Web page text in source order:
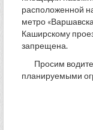
расположенной
метро
Каширскому
запрещена.
Просим
планируемыми